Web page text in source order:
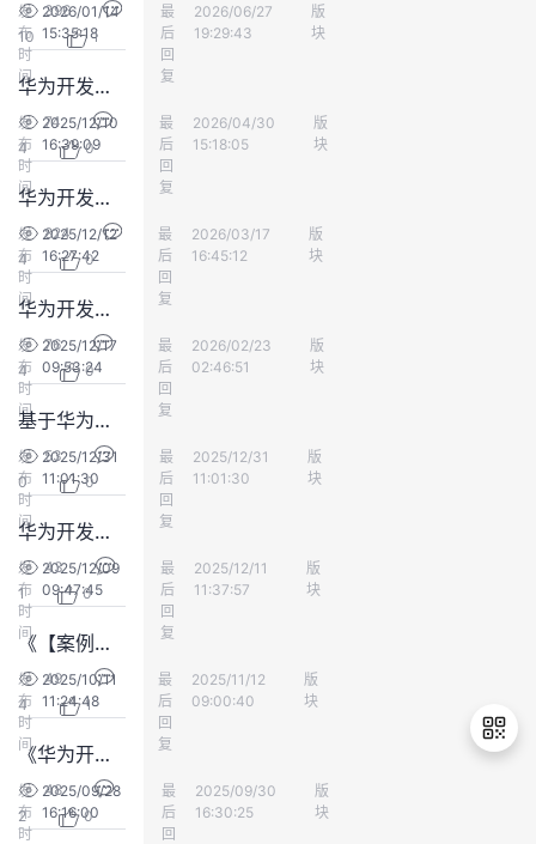
堂
我
的
课
程
我
的
认
证
我
的
实
验
我
的
收
我
的
技
术
支
持
我
的
云
声
建
议
发
布
时
间
2026/01/14
15:35:18
最
后
回
复
chinacny
2026/06/27
19:29:43
版
块
396
10
1
华为开发者空间 - 团队空间，案例体验/案例建议反馈贴
发
布
时
间
2025/12/10
16:39:09
最
后
回
复
yd_271294003
2026/04/30
15:18:05
版
块
74
4
0
华为开发者空间MaaS商用大模型DeepSeek-R1-64K/DeepSeek-V3-64K，案例体验/案例建议反馈贴
发
布
时
间
2025/12/12
16:27:42
最
后
回
复
yd_241711167
2026/03/17
16:45:12
版
块
824
4
0
华为开发者空间 - 云开发环境IDE插件远程连接操作指导，案例体验/案例建议反馈贴
发
布
时
间
2025/12/17
09:53:24
最
后
回
复
tx25130
2026/02/23
02:46:51
版
块
76
4
0
基于华为开发者空间-云开发环境（开发桌面）部署Ollama+DeepSeek，案例体验/案例建议反馈贴
发
布
时
间
2025/12/31
11:01:30
最
后
回
复
王富贵儿今天也很帅
2025/12/31
11:01:30
版
块
53
0
0
华为开发者空间Astro低代码开发平台，案例体验/案例建议反馈贴
发
布
时
间
2025/12/09
09:47:45
最
后
回
复
林欣
2025/12/11
11:37:57
版
块
43
1
0
《【案例共创】基于华为开发者空间-云开发环境，Vanna+MaaS实现自然语言与数据库对话》案例 建议反馈贴
发
布
时
间
2025/10/11
11:24:48
最
后
回
复
小草飞上天
2025/11/12
09:00:40
版
块
49
4
1
《华为开发者空间开发平台-云开发环境（容器）操作指导》案例 建议反馈贴
发
布
时
2025/09/28
16:16:00
最
后
回
林欣
2025/09/30
16:30:25
版
块
48
2
0